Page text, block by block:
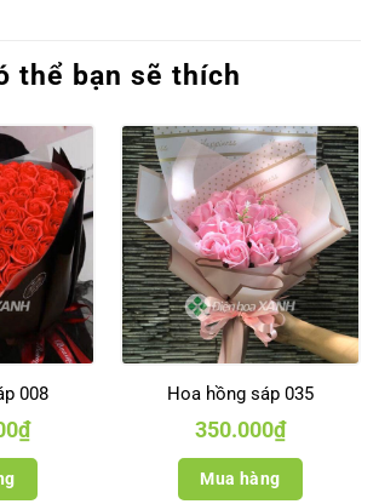
thể bạn sẽ thích
008
₫
Hoa hồng sáp 035
350.000₫
Mua hàng